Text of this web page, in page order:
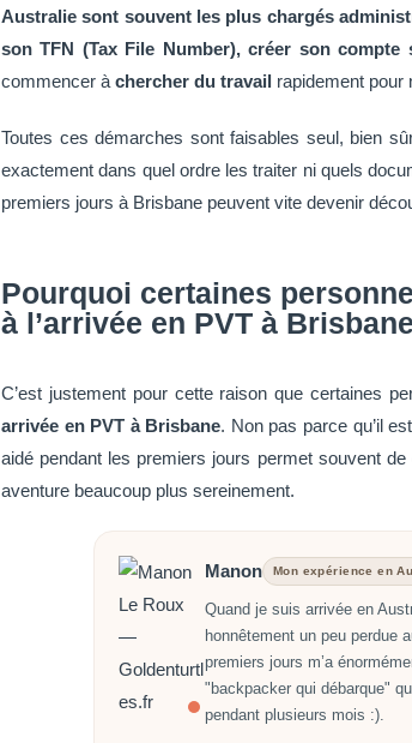
Australie sont souvent les plus chargés
son TFN (Tax File Number), créer son compte
commencer à chercher du travail rapidement pour
Toutes ces démarches sont faisables seul, bien
exactement dans quel ordre les traiter ni quels
premiers jours à Brisbane peuvent vite devenir
Pourquoi certaines
à l’arrivée en PVT à Brisbane
C’est justement pour cette raison que certaines
arrivée en PVT à Brisbane. Non pas parce qu’il
aidé pendant les premiers jours permet souvent de
aventure beaucoup plus sereinement.
Manon Mon expérience en
Quand je suis arrivée en
honnêtement un peu perdue
premiers jours m’a
"backpacker qui débarque"
pendant plusieurs mois :).